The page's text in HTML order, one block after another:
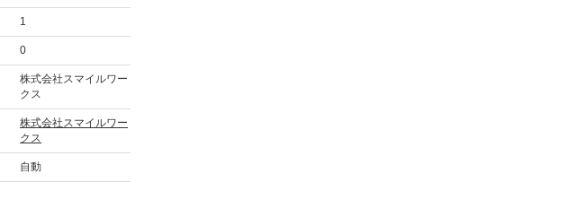
1
0
株式会社スマイルワー
クス
株式会社スマイルワー
クス
自動